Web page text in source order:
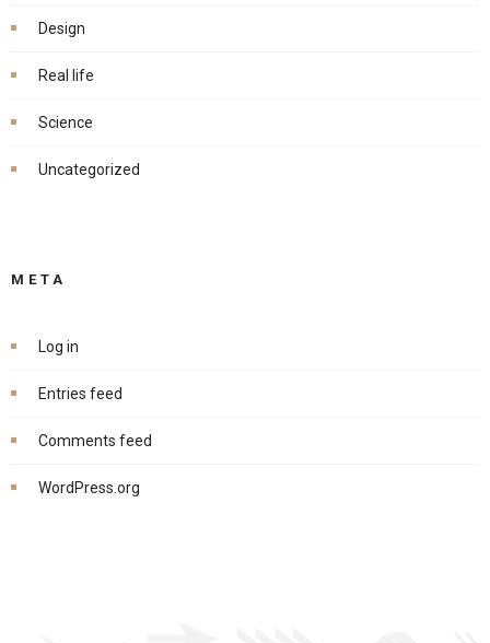
Design
Real life
Science
Uncategorized
META
Log in
Entries feed
Comments feed
WordPress.org